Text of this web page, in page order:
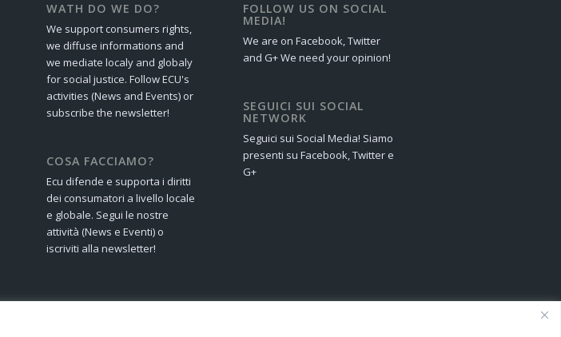
WATH DO WE DO?
We support consumers rights,
we diffuse informations and
we mediate localy and globaly
for social justice. Follow ECU's
activities (News and Events) or
subscribe the newsletter!
COSA FACCIAMO?
Ecu difende e supporta i diritti
dei consumatori a livello locale
e globale. Segui le nostre
attività (News e Eventi) o
iscriviti alla newsletter!
FOLLOW US ON SOCIAL
MEDIA!
We are on Facebook, Twitter
and G+ We need your opinion!
SEGUICI SUI SOCIAL
NETWORK
Seguici sui Social Media! Siamo
presenti su Facebook, Twitter e
G+